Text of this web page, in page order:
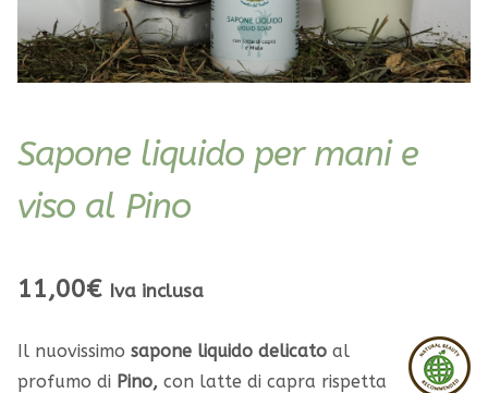
Sapone liquido per mani e
viso al Pino
11,00€ Iva inclusa
Il nuovissimo sapone liquido delicato al
profumo di Pino, con latte di capra rispetta